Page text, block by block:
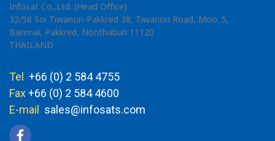
Infosat Co.,Ltd. (Head Office)
32/58 Soi Tiwanon-Pakkred 38, Tiwanon Road, Moo. 5,
Banmai, Pakkred, Nonthaburi 11120
THAILAND
Tel
+66 (0) 2 584 4755
Fax+66 (0) 2 584 4600
E-mail sales@infosats.com